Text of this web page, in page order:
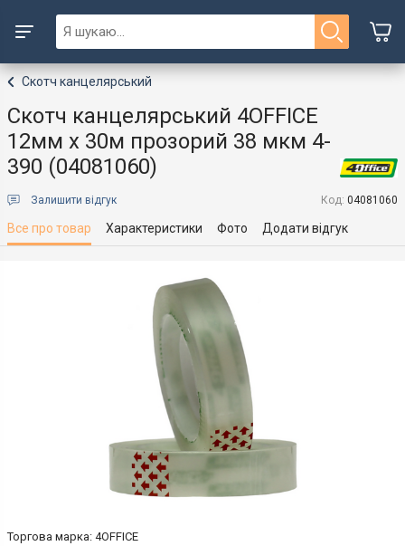
Скотч канцелярський
Скотч канцелярський 4OFFICE
12мм х 30м прозорий 38 мкм 4-
390 (04081060)
Залишити відгук Код: 04081060
Все про товар Характеристики Фото Додати відгук
Торгова марка: 4OFFICE